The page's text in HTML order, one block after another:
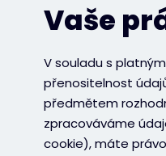
Vaše
V souladu s
přenositelnost
předmětem
zpracováváme
cookie), máte